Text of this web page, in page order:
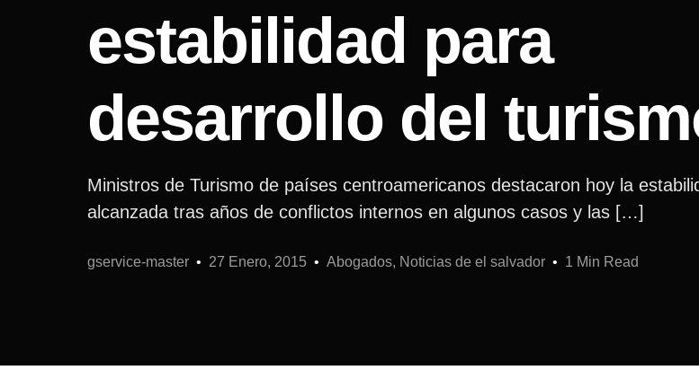
estabilidad para
desarrollo del
Ministros de Turismo de países centroamericanos destacaron hoy la
alcanzada tras años de conflictos internos en algunos casos y las […]
gservice-master 27 Enero, 2015 Abogados, Noticias de el salvador 1 Min Read